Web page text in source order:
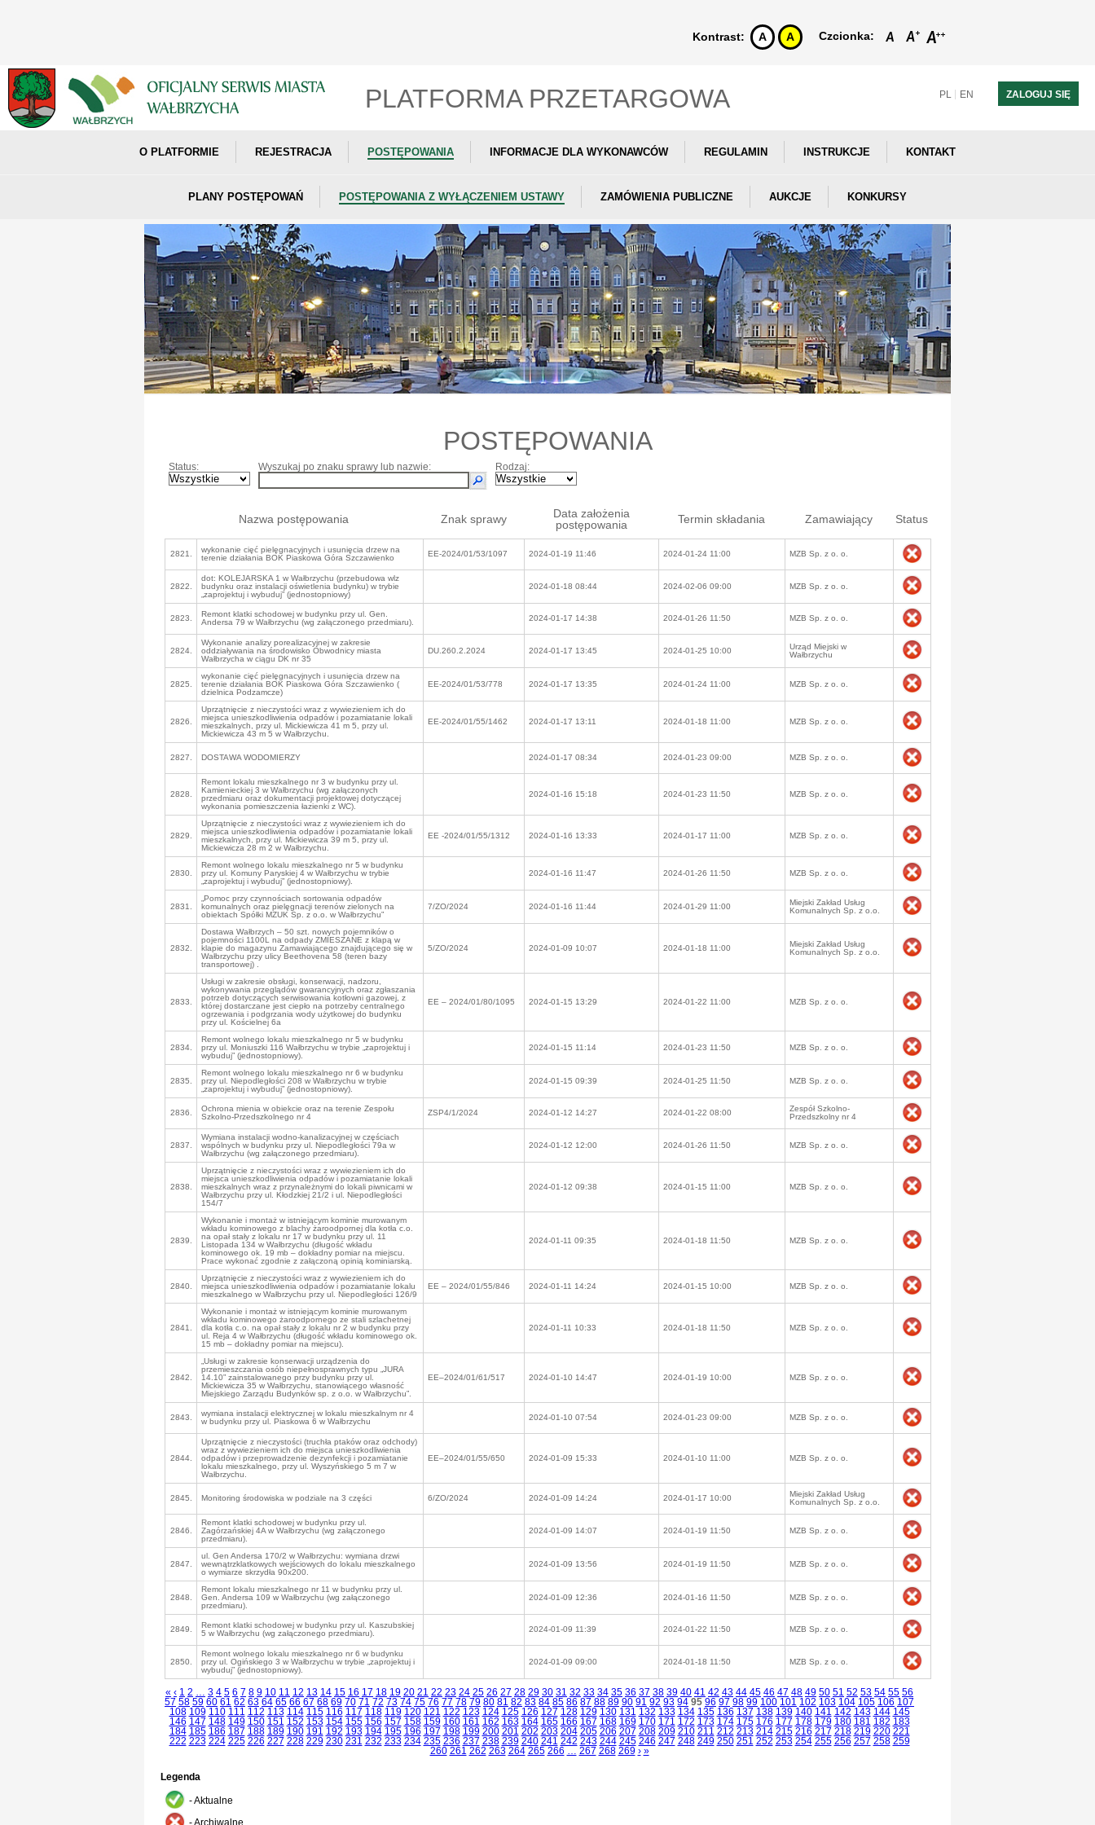
Czcionka:
Kontrast: A A
PLATFORMA PRZETARGOWA PL EN ZALOGUJ SIĘ
O PLATFORMIE REJESTRACJA POSTĘPOWANIA INFORMACJE DLA WYKONAWCÓW REGULAMIN INSTRUKCJE KONTAKT
PLANY POSTĘPOWAŃ POSTĘPOWANIA Z WYŁĄCZENIEM USTAWY ZAMÓWIENIA PUBLICZNE AUKCJE KONKURSY
POSTĘPOWANIA
Status: Wyszukaj po znaku sprawy lub nazwie: Rodzaj:
Nazwa postępowania Znak sprawy
Data założenia
postępowania
Termin składania Zamawiający Status
2821.
wykonanie cięć pielęgnacyjnych i usunięcia drzew na
terenie działania BOK Piaskowa Góra Szczawienko
EE-2024/01/53/1097 2024-01-19 11:46 2024-01-24 11:00 MZB Sp. z o. o.
2822.
dot: KOLEJARSKA 1 w Wałbrzychu (przebudowa wlz
budynku oraz instalacji oświetlenia budynku) w trybie
„zaprojektuj i wybuduj” (jednostopniowy)
2024-01-18 08:44 2024-02-06 09:00 MZB Sp. z o. o.
2823.
Remont klatki schodowej w budynku przy ul. Gen.
Andersa 79 w Wałbrzychu (wg załączonego przedmiaru).
2024-01-17 14:38 2024-01-26 11:50 MZB Sp. z o. o.
2824.
Wykonanie analizy porealizacyjnej w zakresie
oddziaływania na środowisko Obwodnicy miasta
Wałbrzycha w ciągu DK nr 35
DU.260.2.2024 2024-01-17 13:45 2024-01-25 10:00
Urząd Miejski w
Wałbrzychu
2825.
wykonanie cięć pielęgnacyjnych i usunięcia drzew na
terenie działania BOK Piaskowa Góra Szczawienko (
dzielnica Podzamcze)
EE-2024/01/53/778 2024-01-17 13:35 2024-01-24 11:00 MZB Sp. z o. o.
2826.
Uprzątnięcie z nieczystości wraz z wywiezieniem ich do
miejsca unieszkodliwienia odpadów i pozamiatanie lokali
mieszkalnych, przy ul. Mickiewicza 41 m 5, przy ul.
Mickiewicza 43 m 5 w Wałbrzychu.
EE-2024/01/55/1462 2024-01-17 13:11 2024-01-18 11:00 MZB Sp. z o. o.
2827. DOSTAWA WODOMIERZY 2024-01-17 08:34 2024-01-23 09:00 MZB Sp. z o. o.
2828.
Remont lokalu mieszkalnego nr 3 w budynku przy ul.
Kamienieckiej 3 w Wałbrzychu (wg załączonych
przedmiaru oraz dokumentacji projektowej dotyczącej
wykonania pomieszczenia łazienki z WC).
2024-01-16 15:18 2024-01-23 11:50 MZB Sp. z o. o.
2829.
Uprzątnięcie z nieczystości wraz z wywiezieniem ich do
miejsca unieszkodliwienia odpadów i pozamiatanie lokali
mieszkalnych, przy ul. Mickiewicza 39 m 5, przy ul.
Mickiewicza 28 m 2 w Wałbrzychu.
EE -2024/01/55/1312 2024-01-16 13:33 2024-01-17 11:00 MZB Sp. z o. o.
2830.
Remont wolnego lokalu mieszkalnego nr 5 w budynku
przy ul. Komuny Paryskiej 4 w Wałbrzychu w trybie
„zaprojektuj i wybuduj” (jednostopniowy).
2024-01-16 11:47 2024-01-26 11:50 MZB Sp. z o. o.
2831.
„Pomoc przy czynnościach sortowania odpadów
komunalnych oraz pielęgnacji terenów zielonych na
obiektach Spółki MZUK Sp. z o.o. w Wałbrzychu”
7/ZO/2024 2024-01-16 11:44 2024-01-29 11:00
Miejski Zakład Usług
Komunalnych Sp. z o.o.
2832.
Dostawa Wałbrzych – 50 szt. nowych pojemników o
pojemności 1100L na odpady ZMIESZANE z klapą w
klapie do magazynu Zamawiającego znajdującego się w
Wałbrzychu przy ulicy Beethovena 58 (teren bazy
transportowej) .
5/ZO/2024 2024-01-09 10:07 2024-01-18 11:00
Miejski Zakład Usług
Komunalnych Sp. z o.o.
2833.
Usługi w zakresie obsługi, konserwacji, nadzoru,
wykonywania przeglądów gwarancyjnych oraz zgłaszania
potrzeb dotyczących serwisowania kotłowni gazowej, z
której dostarczane jest ciepło na potrzeby centralnego
ogrzewania i podgrzania wody użytkowej do budynku
przy ul. Kościelnej 6a
EE – 2024/01/80/1095 2024-01-15 13:29 2024-01-22 11:00 MZB Sp. z o. o.
2834.
Remont wolnego lokalu mieszkalnego nr 5 w budynku
przy ul. Moniuszki 116 Wałbrzychu w trybie „zaprojektuj i
wybuduj” (jednostopniowy).
2024-01-15 11:14 2024-01-23 11:50 MZB Sp. z o. o.
2835.
Remont wolnego lokalu mieszkalnego nr 6 w budynku
przy ul. Niepodległości 208 w Wałbrzychu w trybie
„zaprojektuj i wybuduj” (jednostopniowy).
2024-01-15 09:39 2024-01-25 11:50 MZB Sp. z o. o.
2836.
Ochrona mienia w obiekcie oraz na terenie Zespołu
Szkolno-Przedszkolnego nr 4
ZSP4/1/2024 2024-01-12 14:27 2024-01-22 08:00
Zespół Szkolno-
Przedszkolny nr 4
2837.
Wymiana instalacji wodno-kanalizacyjnej w częściach
wspólnych w budynku przy ul. Niepodległości 79a w
Wałbrzychu (wg załączonego przedmiaru).
2024-01-12 12:00 2024-01-26 11:50 MZB Sp. z o. o.
2838.
Uprzątnięcie z nieczystości wraz z wywiezieniem ich do
miejsca unieszkodliwienia odpadów i pozamiatanie lokali
mieszkalnych wraz z przynależnymi do lokali piwnicami w
Wałbrzychu przy ul. Kłodzkiej 21/2 i ul. Niepodległości
154/7
2024-01-12 09:38 2024-01-15 11:00 MZB Sp. z o. o.
2839.
Wykonanie i montaż w istniejącym kominie murowanym
wkładu kominowego z blachy żaroodpornej dla kotła c.o.
na opał stały z lokalu nr 17 w budynku przy ul. 11
Listopada 134 w Wałbrzychu (długość wkładu
kominowego ok. 19 mb – dokładny pomiar na miejscu.
Prace wykonać zgodnie z załączoną opinią kominiarską.
2024-01-11 09:35 2024-01-18 11:50 MZB Sp. z o. o.
2840.
Uprzątnięcie z nieczystości wraz z wywiezieniem ich do
miejsca unieszkodliwienia odpadów i pozamiatanie lokalu
mieszkalnego w Wałbrzychu przy ul. Niepodległości 126/9
EE – 2024/01/55/846 2024-01-11 14:24 2024-01-15 10:00 MZB Sp. z o. o.
2841.
Wykonanie i montaż w istniejącym kominie murowanym
wkładu kominowego żaroodpornego ze stali szlachetnej
dla kotła c.o. na opał stały z lokalu nr 2 w budynku przy
ul. Reja 4 w Wałbrzychu (długość wkładu kominowego ok.
15 mb – dokładny pomiar na miejscu).
2024-01-11 10:33 2024-01-18 11:50 MZB Sp. z o. o.
2842.
„Usługi w zakresie konserwacji urządzenia do
przemieszczania osób niepełnosprawnych typu „JURA
14.10” zainstalowanego przy budynku przy ul.
Mickiewicza 35 w Wałbrzychu, stanowiącego własność
Miejskiego Zarządu Budynków sp. z o.o. w Wałbrzychu”.
EE–2024/01/61/517 2024-01-10 14:47 2024-01-19 10:00 MZB Sp. z o. o.
2843.
wymiana instalacji elektrycznej w lokalu mieszkalnym nr 4
w budynku przy ul. Piaskowa 6 w Wałbrzychu
2024-01-10 07:54 2024-01-23 09:00 MZB Sp. z o. o.
2844.
Uprzątnięcie z nieczystości (truchła ptaków oraz odchody)
wraz z wywiezieniem ich do miejsca unieszkodliwienia
odpadów i przeprowadzenie dezynfekcji i pozamiatanie
lokalu mieszkalnego, przy ul. Wyszyńskiego 5 m 7 w
Wałbrzychu.
EE–2024/01/55/650 2024-01-09 15:33 2024-01-10 11:00 MZB Sp. z o. o.
2845. Monitoring środowiska w podziale na 3 części 6/ZO/2024 2024-01-09 14:24 2024-01-17 10:00
Miejski Zakład Usług
Komunalnych Sp. z o.o.
2846.
Remont klatki schodowej w budynku przy ul.
Zagórzańskiej 4A w Wałbrzychu (wg załączonego
przedmiaru).
2024-01-09 14:07 2024-01-19 11:50 MZB Sp. z o. o.
2847.
ul. Gen Andersa 170/2 w Wałbrzychu: wymiana drzwi
wewnątrzklatkowych wejściowych do lokalu mieszkalnego
o wymiarze skrzydła 90x200.
2024-01-09 13:56 2024-01-19 11:50 MZB Sp. z o. o.
2848.
Remont lokalu mieszkalnego nr 11 w budynku przy ul.
Gen. Andersa 109 w Wałbrzychu (wg załączonego
przedmiaru).
2024-01-09 12:36 2024-01-16 11:50 MZB Sp. z o. o.
2849.
Remont klatki schodowej w budynku przy ul. Kaszubskiej
5 w Wałbrzychu (wg załączonego przedmiaru).
2024-01-09 11:39 2024-01-22 11:50 MZB Sp. z o. o.
2850.
Remont wolnego lokalu mieszkalnego nr 6 w budynku
przy ul. Ogińskiego 3 w Wałbrzychu w trybie „zaprojektuj i
wybuduj” (jednostopniowy).
2024-01-09 09:00 2024-01-18 11:50 MZB Sp. z o. o.
« ‹ 1 2 … 3 4 5 6 7 8 9 10 11 12 13 14 15 16 17 18 19 20 21 22 23 24 25 26 27 28 29 30 31 32 33 34 35 36 37 38 39 40 41 42 43 44 45 46 47 48 49 50 51 52 53 54 55 56
57 58 59 60 61 62 63 64 65 66 67 68 69 70 71 72 73 74 75 76 77 78 79 80 81 82 83 84 85 86 87 88 89 90 91 92 93 94 95 96 97 98 99 100 101 102 103 104 105 106 107
108 109 110 111 112 113 114 115 116 117 118 119 120 121 122 123 124 125 126 127 128 129 130 131 132 133 134 135 136 137 138 139 140 141 142 143 144 145
146 147 148 149 150 151 152 153 154 155 156 157 158 159 160 161 162 163 164 165 166 167 168 169 170 171 172 173 174 175 176 177 178 179 180 181 182 183
184 185 186 187 188 189 190 191 192 193 194 195 196 197 198 199 200 201 202 203 204 205 206 207 208 209 210 211 212 213 214 215 216 217 218 219 220 221
222 223 224 225 226 227 228 229 230 231 232 233 234 235 236 237 238 239 240 241 242 243 244 245 246 247 248 249 250 251 252 253 254 255 256 257 258 259
260 261 262 263 264 265 266 … 267 268 269 › »
Legenda
- Aktualne
- Archiwalne